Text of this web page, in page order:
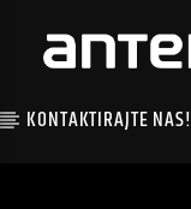
KONTAKTIRAJTE NAS!